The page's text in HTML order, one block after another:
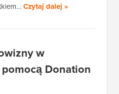
Czytaj dalej »
w
Donation